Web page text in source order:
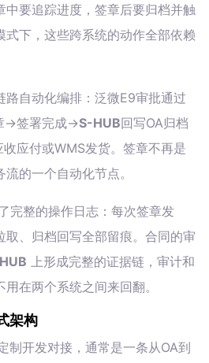
中要追踪进度，签章后要归档并触
式下，这些跨系统的动作全部依赖
路自动化编排：泛微E9审批通过
→签署完成→S-HUB回写OA归档
应付或WMS发货。签章不再是
的一个自动化节点。
完整的操作日志：每次签章发
取、归档回写全部留痕。合同的审
上形成完整的证据链，审计和
在两个系统之间来回翻。
架构
制开发对接，通常是一条从OA到